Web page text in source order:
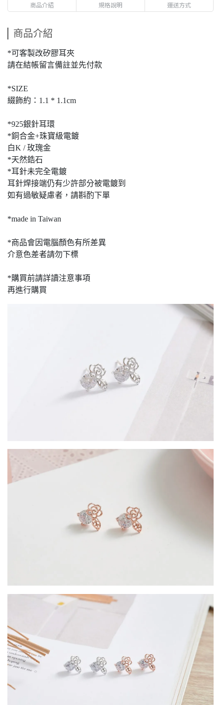
商品介紹 規格說明 運送方式
商品介紹
*可客製改矽膠耳夾
請在結帳留言備註並先付款
*SIZE
綴飾約：1.1 * 1.1cm
*925銀針耳環
*銅合金+珠寶級電鍍
白K / 玫瑰金
*天然鋯石
*耳針未完全電鍍
耳針焊接端仍有少許部分被電鍍到
如有過敏疑慮者，請斟酌下單
*made in Taiwan
*商品會因電腦顏色有所差異
介意色差者請勿下標
*購買前請詳讀注意事項
再進行購買